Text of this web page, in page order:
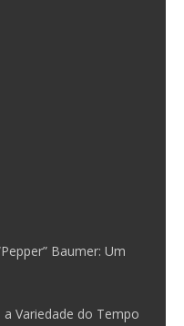
Baumer: Um
Variedade do Tempo